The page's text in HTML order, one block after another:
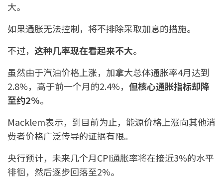
大。
如果通胀无法控制，将不排除采取加息的措施。
不过， 这种几率现在看起来不大。
虽然由于汽油价格上涨，加拿大总体通胀率4月达到
2.8%，高于前一个月的2.4%， 但核心通胀指标却降
至约2%。
Macklem表示，到目前为止，能源价格上涨向其他消
费者价格广泛传导的证据有限。
央行预计，未来几个月CPI通胀率将在接近3%的水平
徘徊，然后逐步回落至2%。